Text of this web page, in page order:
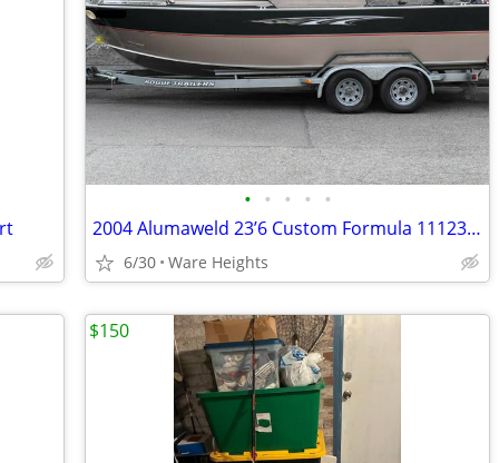
• • • • •
2004 Alumaweld 23’6 Custom Formula 111230 8.1L Vortec / Hamilton 212 !
6/30 Ware Heights
$150